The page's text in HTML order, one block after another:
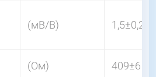
(мВ/В) 1,5±0,2
(Ом) 409±6